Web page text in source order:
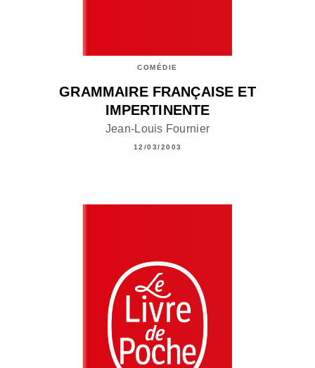
COMÉDIE
GRAMMAIRE FRANÇAISE ET
IMPERTINENTE
Jean-Louis Fournier
12/03/2003